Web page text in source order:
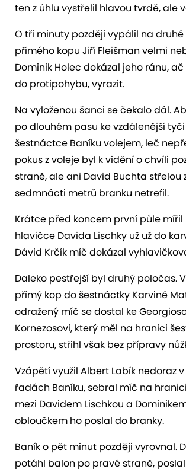
ten z úhlu vystřelil hlavou tvrdě, ale
O tři minuty později vypálil na druhé
přímého kopu Jiří Fleišman velmi
Dominik Holec dokázal jeho ránu,
do protipohybu, vyrazit.
Na vyloženou šanci se čekalo dál.
po dlouhém pasu ke vzdálenější tyči
šestnáctce Baníku volejem, leč
pokus z voleje byl k vidění o chvíli
straně, ale ani David Buchta střelou
sedmnácti metrů branku netrefil.
Krátce před koncem první půle
hlavičce Davida Lischky už už do
Dávid Krčík míč dokázal
Daleko pestřejší byl druhý poločas.
přímý kop do šestnáctky Karviné
odražený míč se dostal ke
Kornezosovi, který měl na hranici
prostoru, střihl však bez přípravy
Vzápětí využil Albert Labík nedoraz
řadách Baníku, sebral míč na
mezi Davidem Lischkou a
obloučkem ho poslal do branky.
Baník o pět minut později vyrovnal.
potáhl balon po pravé straně,